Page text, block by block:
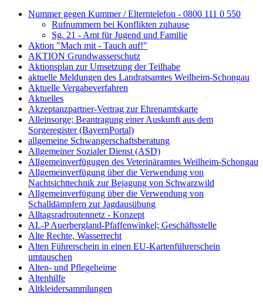
Nummer gegen Kummer / Elterntelefon - 0800 111 0 550
Rufnummern bei Konflikten zuhause
Sg. 21 - Amt für Jugend und Familie
Aktion "Mach mit - Tauch auf!"
AKTION Grundwasserschutz
Aktionsplan zur Umsetzung der Teilhabe
aktuelle Meldungen des Landratsamtes Weilheim-Schongau
Aktuelle Vergabeverfahren
Aktuelles
Akzeptanzpartner-Vertrag zur Ehrenamtskarte
Alleinsorge; Beantragung einer Auskunft aus dem
Sorgeregister (BayernPortal)
allgemeine Schwangerschaftsberatung
Allgemeiner Sozialer Dienst (ASD)
Allgemeinverfügugen des Veterinäramtes Weilheim-Schongau
Allgemeinverfügung über die Verwendung von
Nachtsichttechnik zur Bejagung von Schwarzwild
Allgemeinverfügung über die Verwendung von
Schalldämpfern zur Jagdausübung
Alltagsradroutennetz - Konzept
AL-P Auerbergland-Pfaffenwinkel; Geschäftsstelle
Alte Rechte, Wasserrecht
Alten Führerschein in einen EU-Kartenführerschein
umtauschen
Alten- und Pflegeheime
Altenhilfe
Altkleidersammlungen